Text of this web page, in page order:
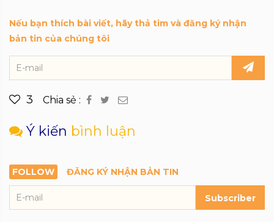
Nếu bạn thích bài viết, hãy thả tim và đăng ký nhận
bản tin của chúng tôi
3 Chia sẻ :
Ý kiến bình luận
FOLLOW ĐĂNG KÝ NHẬN BẢN TIN
Subscriber